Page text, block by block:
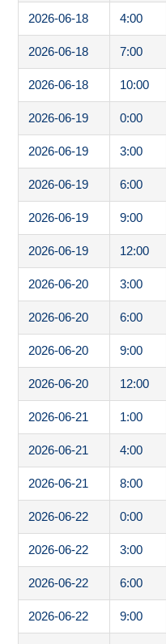
2026-06-18 4:00
2026-06-18 7:00
2026-06-18 10:00
2026-06-19 0:00
2026-06-19 3:00
2026-06-19 6:00
2026-06-19 9:00
2026-06-19 12:00
2026-06-20 3:00
2026-06-20 6:00
2026-06-20 9:00
2026-06-20 12:00
2026-06-21 1:00
2026-06-21 4:00
2026-06-21 8:00
2026-06-22 0:00
2026-06-22 3:00
2026-06-22 6:00
2026-06-22 9:00